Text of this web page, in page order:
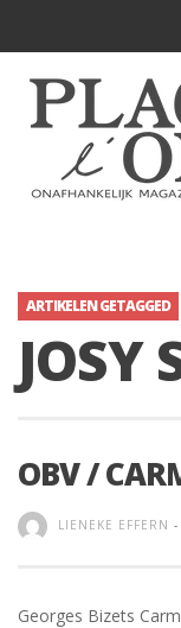
ARTIKELEN GETAGGED
JOSY
OBV /
LIENEKE EFFERN -
Georges Bizets